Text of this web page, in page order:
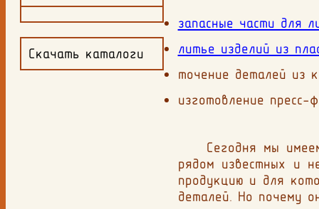
Скачать каталоги
запасные части для
литье изделий из
точение деталей из
изготовление пресс-
Сегодня мы имеем
рядом известных и
продукцию и для
деталей. Но почему